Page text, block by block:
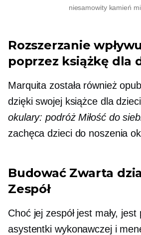
niesamowity kamień
Rozszerzanie
poprzez książkę dla
Marquita została również
dzięki swojej książce dla
okulary: podróżMiłość do
zachęca dzieci do noszenia
Budować Zwarta
Zespół
Choć jej zespół jest mały,
asystentki wykonawczej i